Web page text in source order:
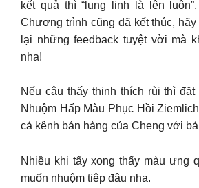
kết quả thì “lung linh là lên
Chương trình cũng đã kết thúc,
lại những feedback tuyệt vời mà
nha!
Nếu cậu thấy thinh thích rùi thì
Nhuộm Hấp Màu Phục Hồi
cả kênh bán hàng của Cheng với
Nhiều khi tẩy xong thấy màu ưng
muốn nhuộm tiêp đâu nha.